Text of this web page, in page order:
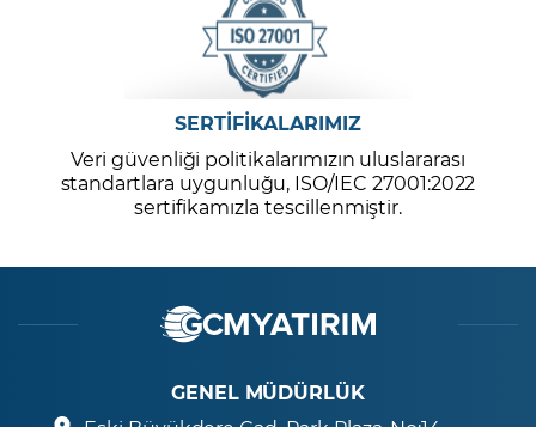
SERTİFİKALARIMIZ
Veri güvenliği politikalarımızın uluslararası
standartlara uygunluğu, ISO/IEC 27001:2022
sertifikamızla tescillenmiştir.
GENEL MÜDÜRLÜK